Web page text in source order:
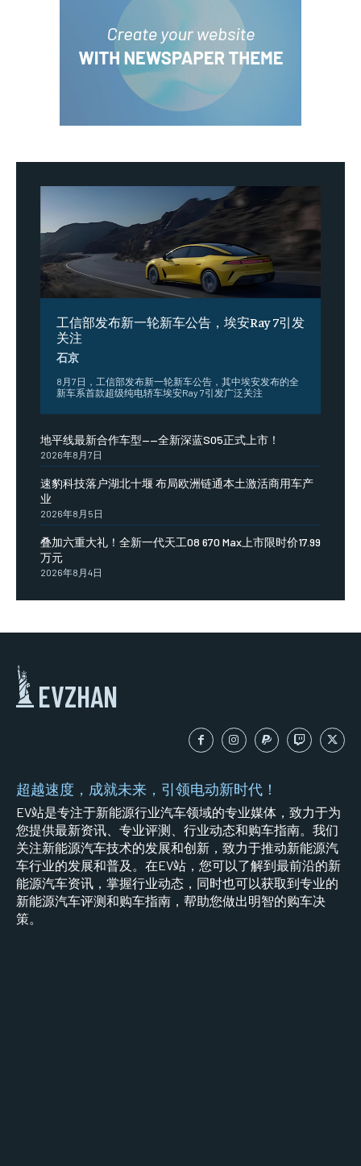
工信部发布新一轮新车公告，埃安Ray 7引发
关注
石京
8月7日，工信部发布新一轮新车公告，其中埃安发布的全
新车系首款超级纯电轿车埃安Ray 7引发广泛关注
地平线最新合作车型——全新深蓝S05正式上市！
2026年8月7日
速豹科技落户湖北十堰 布局欧洲链通本土激活商用车产
业
2026年8月5日
叠加六重大礼！全新一代天工08 670 Max上市限时价17.99
万元
2026年8月4日
EVZHAN
超越速度，成就未来，引领电动新时代！
EV站是专注于新能源行业汽车领域的专业媒体，致力于为
您提供最新资讯、专业评测、行业动态和购车指南。我们
关注新能源汽车技术的发展和创新，致力于推动新能源汽
车行业的发展和普及。在EV站，您可以了解到最前沿的新
能源汽车资讯，掌握行业动态，同时也可以获取到专业的
新能源汽车评测和购车指南，帮助您做出明智的购车决
策。